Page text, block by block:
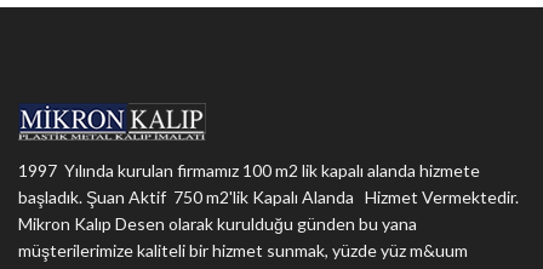
1997 Yılında kurulan firmamız 100 m2 lik kapalı alanda hizmete
başladık. Şuan Aktif 750 m2'lik Kapalı Alanda Hizmet Vermektedir.
Mikron Kalıp Desen olarak kurulduğu günden bu yana
müşterilerimize kaliteli bir hizmet sunmak, yüzde yüz m&uum